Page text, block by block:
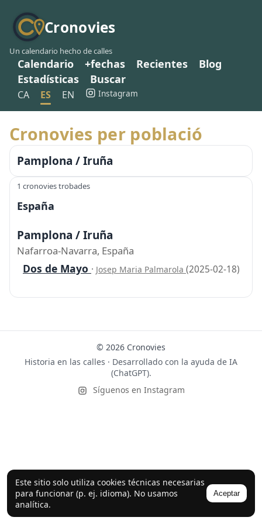
Cronovies
Un calendario hecho de calles
Calendario +fechas Recientes
Blog
Estadísticas
Buscar
CA ES EN Instagram
Este sitio solo utiliza cookies técnicas necesarias
para funcionar (p. ej. idioma). No usamos
analítica.
Aceptar
Cronovies per població
Pamplona / Iruña
1 cronovies trobades
España
Pamplona / Iruña
Nafarroa-Navarra, España
Dos de Mayo · Josep Maria Palmarola (2025-02-18)
© 2026 Cronovies
Historia en las calles · Desarrollado con la ayuda de IA
(ChatGPT).
Síguenos en Instagram